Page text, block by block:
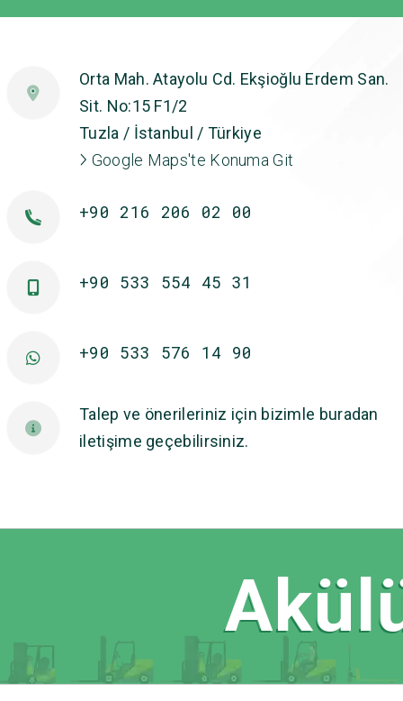
Orta Mah. Atayolu Cd. Ekşioğlu Erdem San.
Sit. No:15 F1/2
Tuzla / İstanbul / Türkiye
Google Maps'te Konuma Git
+90 216 206 02 00
+90 533 554 45 31
+90 533 576 14 90
Talep ve önerileriniz için bizimle buradan
iletişime geçebilirsiniz.